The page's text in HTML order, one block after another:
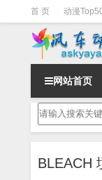
首 页 动漫
斗罗3 火影
网站首页
BLEACH